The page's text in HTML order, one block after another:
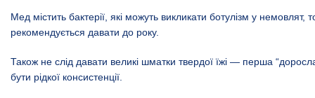
Мед містить бактерії, які можуть викликати ботулізм у немовлят,
рекомендується давати до року.
Також не слід давати великі шматки твердої їжі — перша
бути рідкої консистенції.